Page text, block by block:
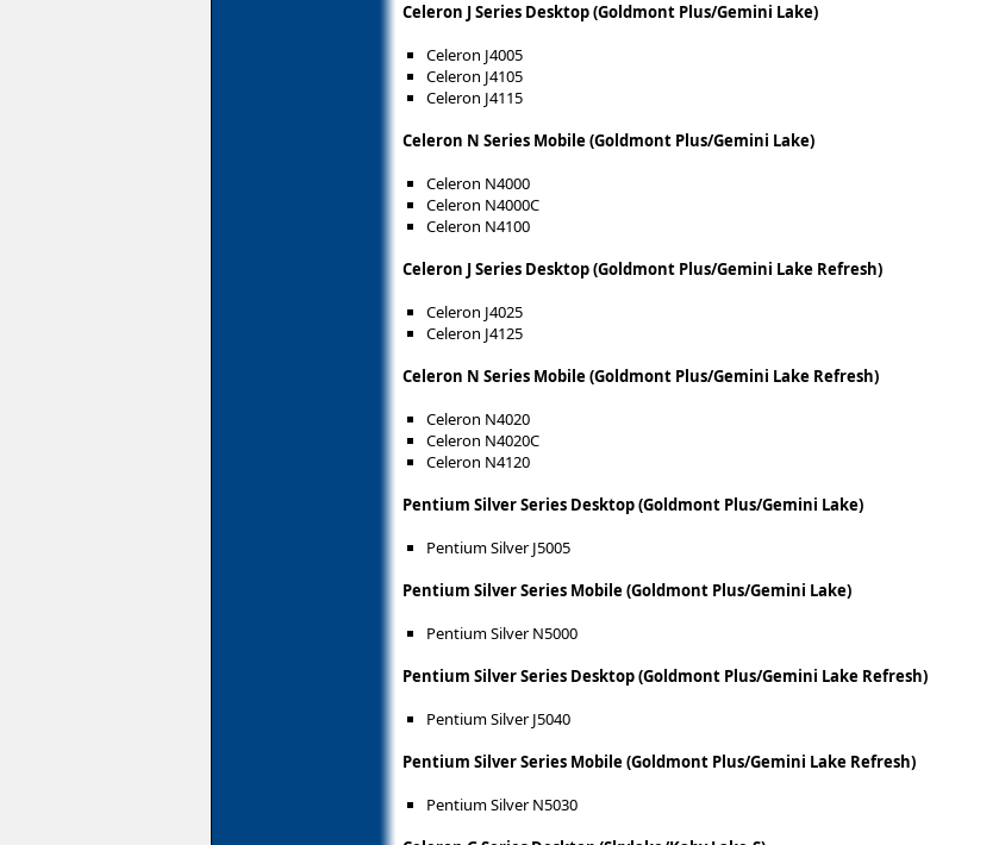
Celeron J Series Desktop (Goldmont Plus/Gemini Lake)
Celeron J4005
Celeron J4105
Celeron J4115
Celeron N Series Mobile (Goldmont Plus/Gemini Lake)
Celeron N4000
Celeron N4000C
Celeron N4100
Celeron J Series Desktop (Goldmont Plus/Gemini Lake Refresh)
Celeron J4025
Celeron J4125
Celeron N Series Mobile (Goldmont Plus/Gemini Lake Refresh)
Celeron N4020
Celeron N4020C
Celeron N4120
Pentium Silver Series Desktop (Goldmont Plus/Gemini Lake)
Pentium Silver J5005
Pentium Silver Series Mobile (Goldmont Plus/Gemini Lake)
Pentium Silver N5000
Pentium Silver Series Desktop (Goldmont Plus/Gemini Lake Refresh)
Pentium Silver J5040
Pentium Silver Series Mobile (Goldmont Plus/Gemini Lake Refresh)
Pentium Silver N5030